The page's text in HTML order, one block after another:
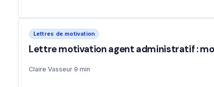
Lettres de motivation
Lettre motivation agent administratif :
Claire Vasseur·9 min